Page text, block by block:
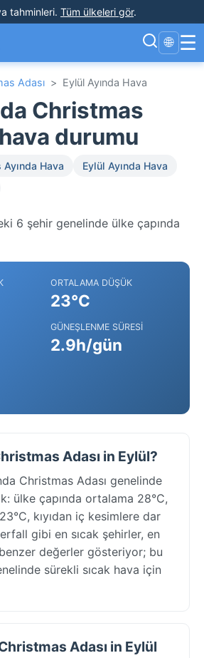
tahminleri. Tüm ülkeleri gör.
🌐 ☰
Adası > Eylül Ayında Hava
Christmas
durumu
Hava
Eylül Ayında Hava
6 şehir genelinde ülke çapında
ORTALAMA DÜŞÜK
23°C
GÜNEŞLENME SÜRESI
2.9h/gün
Adası in Eylül?
Christmas Adası genelinde
ülke çapında ortalama 28°C,
kıyıdan iç kesimlere dar
gibi en sıcak şehirler, en
değerler gösteriyor; bu
sürekli sıcak hava için
Adası in Eylül